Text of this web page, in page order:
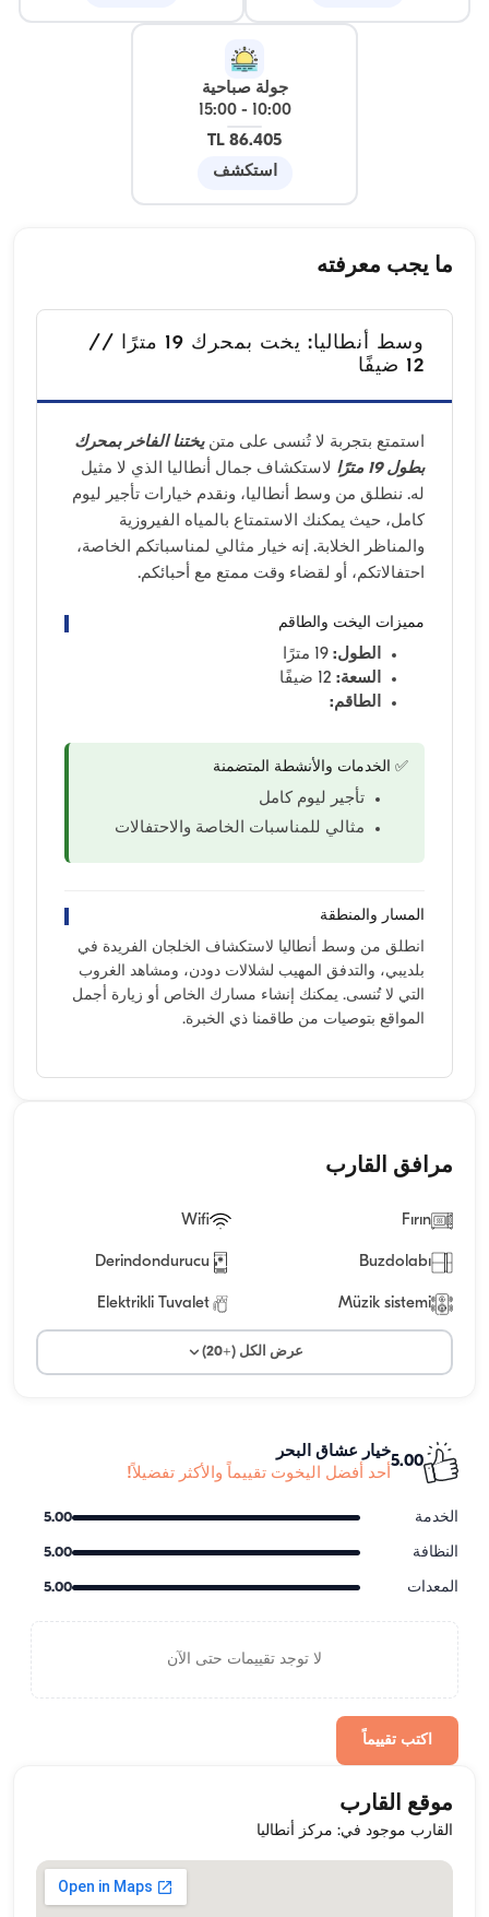
جولة صباحية
10:00
-
15:00
86.405 TL
استكشف
ما يجب معرفته
وسط أنطاليا: يخت بمحرك 19 مترًا //
12 ضيفًا
استمتع بتجربة لا تُنسى على متنيختنا الفاخر بمحرك
بطول 19 مترًا
لاستكشاف جمال أنطاليا الذي لا مثيل
له. ننطلق من وسط أنطاليا، ونقدم خيارات تأجير ليوم
كامل، حيث يمكنك الاستمتاع بالمياه الفيروزية
والمناظر الخلابة. إنه خيار مثالي لمناسباتكم الخاصة،
احتفالاتكم، أو لقضاء وقت ممتع مع أحبائكم.
مميزات اليخت والطاقم
الطول:
السعة:
الطاقم:
✅ الخدمات والأنشطة المتضمنة
تأجير ليوم كامل
مثالي للمناسبات الخاصة والاحتفالات
المسار والمنطقة
انطلق من وسط أنطاليا لاستكشاف الخلجان الفريدة في
بلديبي، والتدفق المهيب لشلالات دودن، ومشاهد الغروب
التي لا تُنسى. يمكنك إنشاء مسارك الخاص أو زيارة أجمل
المواقع بتوصيات من طاقمنا ذي الخبرة.
مرافق القارب
Fırın
Wifi
Buzdolabı
Derindondurucu
Müzik sistemi
Elektrikli Tuvalet
عرض الكل (+20)
5.00
خيار عشاق البحر
أحد أفضل اليخوت تقييماً والأكثر تفضيلاً!
الخدمة 5.00
النظافة 5.00
المعدات 5.00
لا توجد تقييمات حتى الآن
اكتب تقييماً
موقع القارب
القارب موجود في: مركز أنطاليا